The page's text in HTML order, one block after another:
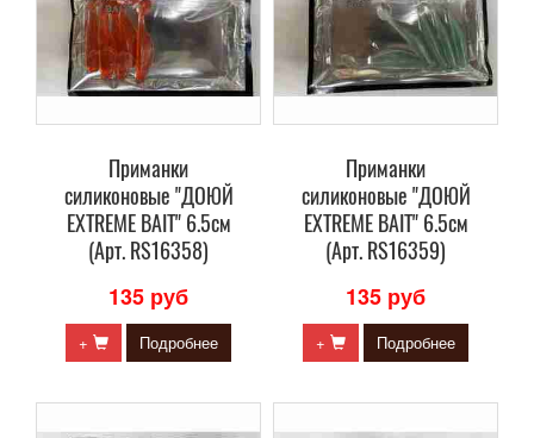
Приманки
силиконовые "ДОЮЙ
EXTREME BAIT" 6.5см
(Арт. RS16358)
135 руб
+ Подробнее
Приманки
силиконовые "ДОЮЙ
EXTREME BAIT" 6.5см
(Арт. RS16359)
135 руб
+ Подробнее